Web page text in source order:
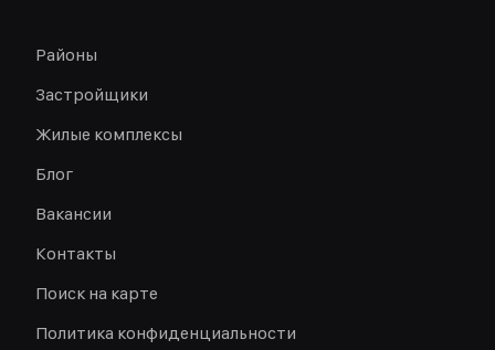
Районы
Застройщики
Жилые комплексы
Блог
Вакансии
Контакты
Поиск на карте
Политика конфиденциальности